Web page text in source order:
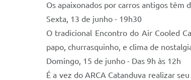
Os apaixonados por carros antigos têm
Sexta, 13 de junho - 19h30
O tradicional Encontro do Air Cooled
papo, churrasquinho, e clima de
Domingo, 15 de junho - Das 9h às 12h
É a vez do ARCA Catanduva realizar